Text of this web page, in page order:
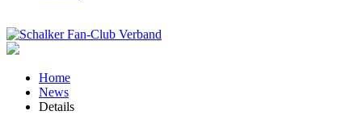
Home
News
Details